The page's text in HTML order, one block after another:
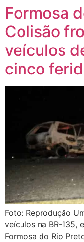
Formosa
Colisão
veículos
cinco
Foto: Reprodução
veículos na BR-135,
Formosa do Rio